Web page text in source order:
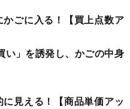
ごに入る！【買上点数ア
い」を誘発し、かごの中身
見える！【商品単価アッ